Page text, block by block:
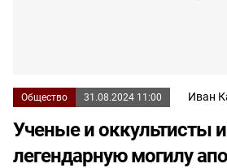
Общество 31.08.2024 11:00 Иван
Ученые и оккультисты
легендарную могилу